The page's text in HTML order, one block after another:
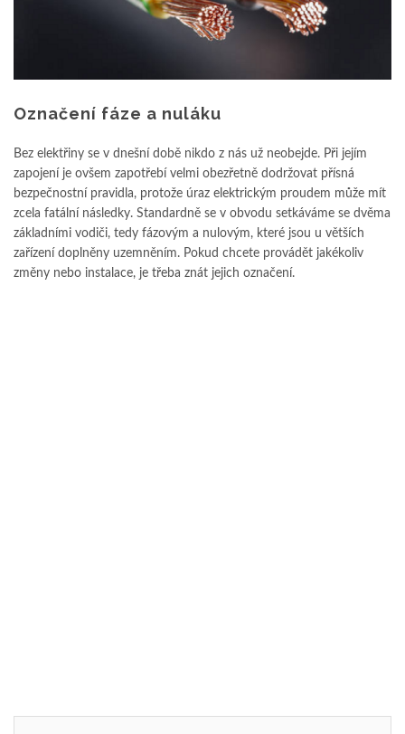
Označení fáze a nuláku
Bez elektřiny se v dnešní době nikdo z nás už neobejde. Při jejím
zapojení je ovšem zapotřebí velmi obezřetně dodržovat přísná
bezpečnostní pravidla, protože úraz elektrickým proudem může mít
zcela fatální následky. Standardně se v obvodu setkáváme se dvěma
základními vodiči, tedy fázovým a nulovým, které jsou u větších
zařízení doplněny uzemněním. Pokud chcete provádět jakékoliv
změny nebo instalace, je třeba znát jejich označení.